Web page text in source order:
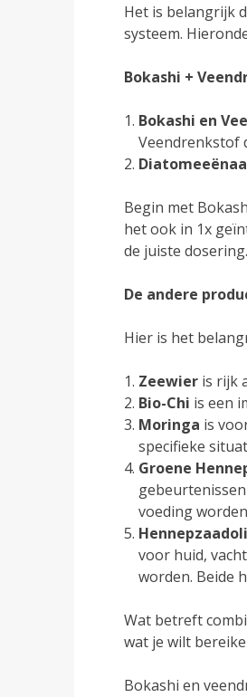
Het is belangrijk
systeem.
Bokashi +
Bokashi en
Veendrenkstof
Begin met
het ook in 1x
de juiste
De andere
Hier is het
Zeewier is rijk
Bio-Chi is een
Moringa is
specifieke
Groene
voeding
voor huid,
worden. Beide
Wat betreft
wat je wilt
Bokashi en